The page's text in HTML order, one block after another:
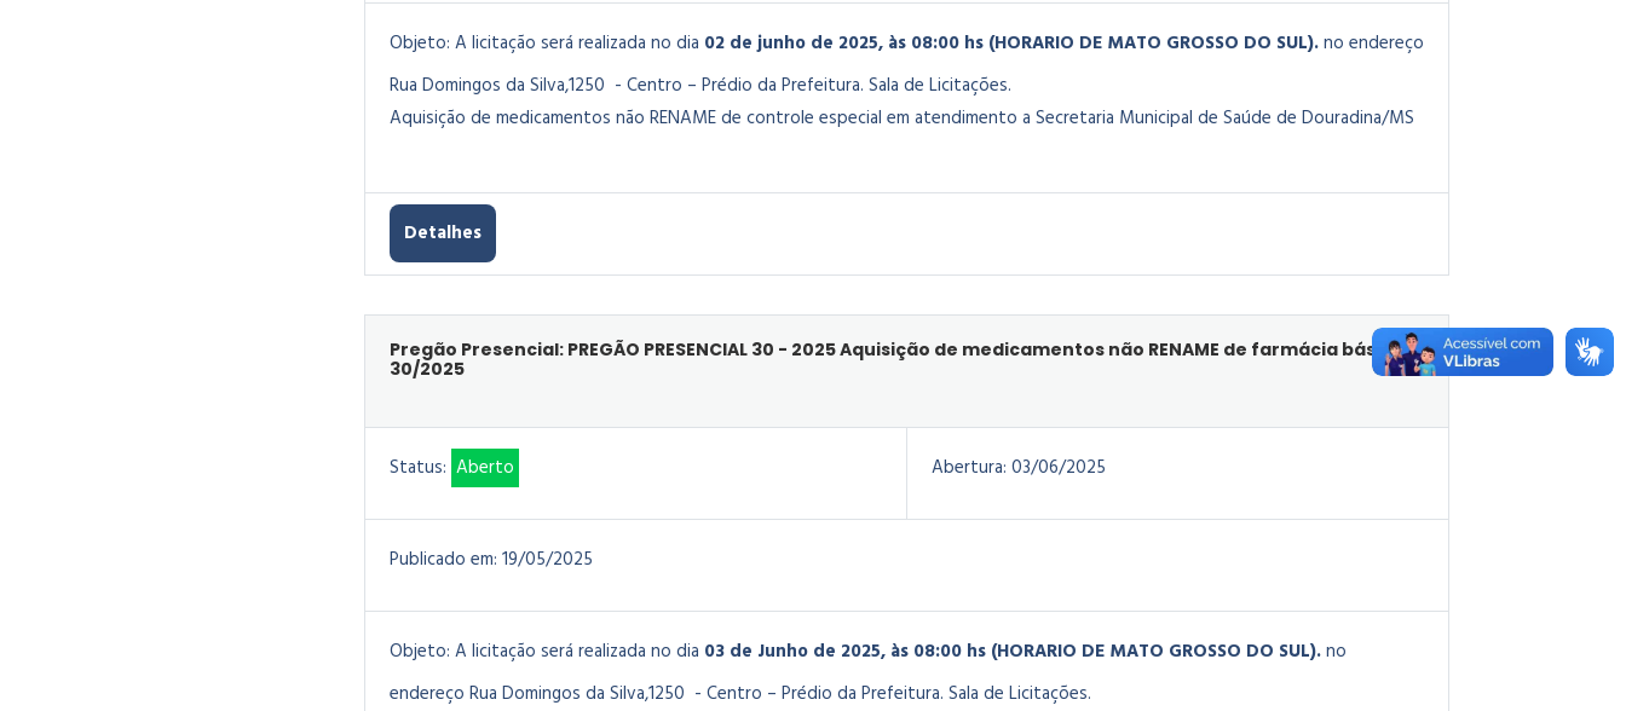
Objeto: A licitação será realizada no dia 02 de junho de 2025, às 08:00 hs (HORARIO DE MATO GROSSO DO SUL).no endereço
Rua Domingos da Silva,1250 - Centro – Prédio da Prefeitura. Sala de Licitações.
Aquisição de medicamentos não RENAME de controle especial em atendimento a Secretaria Municipal de Saúde de Douradina/MS
Detalhes
Pregão Presencial: PREGÃO PRESENCIAL 30 - 2025 Aquisição de medicamentos não RENAME de farmácia básica
30/2025
Status: Aberto Abertura: 03/06/2025
Publicado em: 19/05/2025
Objeto: A licitação será realizada no dia 03 de Junho de 2025, às 08:00 hs (HORARIO DE MATO GROSSO DO SUL).no
endereço Rua Domingos da Silva,1250 - Centro – Prédio da Prefeitura. Sala de Licitações.